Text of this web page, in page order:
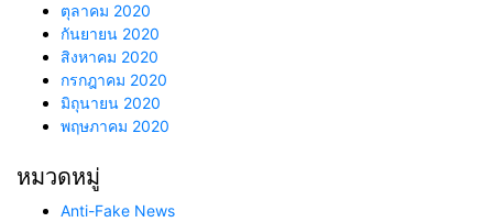
ตุลาคม 2020
กันยายน 2020
สิงหาคม 2020
กรกฎาคม 2020
มิถุนายน 2020
พฤษภาคม 2020
หมวดหมู่
Anti-Fake News